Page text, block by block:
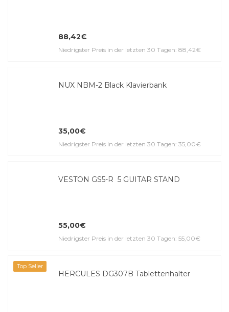
88,42€
Niedrigster Preis in der letzten 30 Tagen: 88,42€
NUX NBM-2 Black Klavierbank
35,00€
Niedrigster Preis in der letzten 30 Tagen: 35,00€
VESTON GS5-R 5 GUITAR STAND
55,00€
Niedrigster Preis in der letzten 30 Tagen: 55,00€
Top Seller
HERCULES DG307B Tablettenhalter